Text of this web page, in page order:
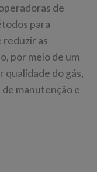
de
para
reduzir as
por meio de um
qualidade do gás,
manutenção e